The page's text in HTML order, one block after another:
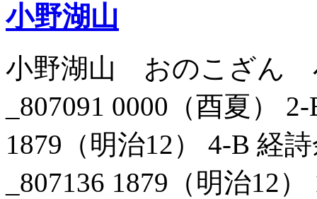
小野湖山
小野湖山 おのこざん
_807091 0000（酉夏）
1879（明治12） 4-B 経
_807136 1879（明治12